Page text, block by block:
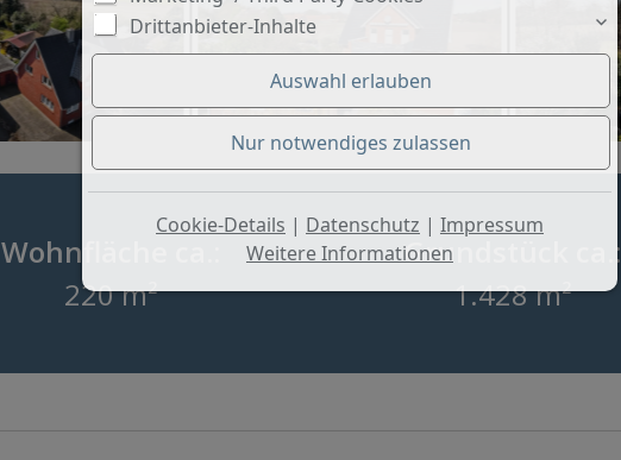
Wohnfläche ca.:
220 m²
Grundstück ca.:
1.428 m²
Drittanbieter-Inhalte
Cookie-Details | Datenschutz | Impressum
Weitere Informationen